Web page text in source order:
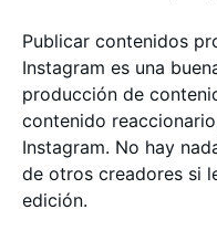
Publicar contenidos
Instagram es una
producción de
contenido
Instagram. No hay
de otros creadores si
edición.